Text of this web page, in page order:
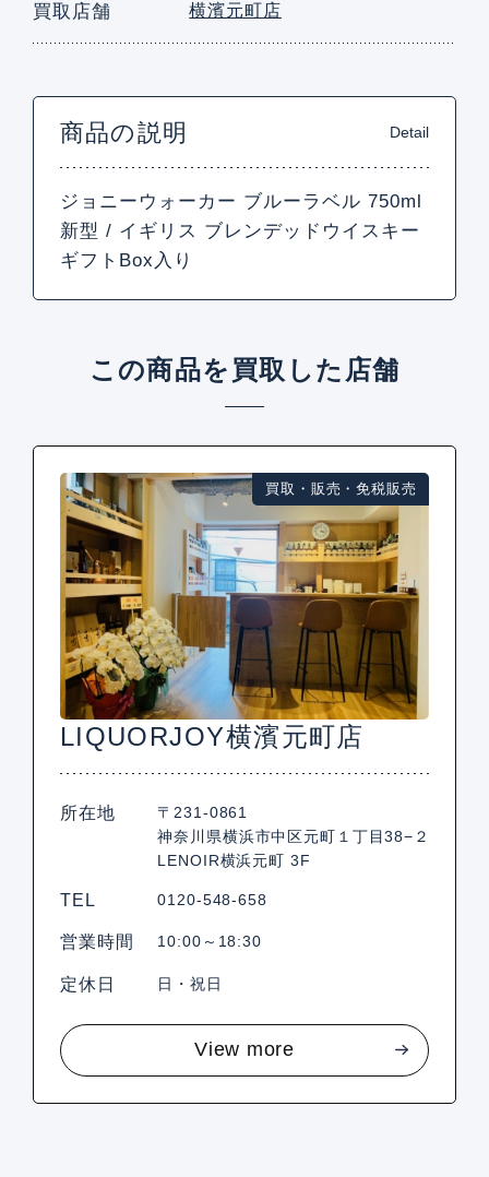
買取店舗 横濱元町店
商品の説明 Detail
ジョニーウォーカー ブルーラベル 750ml
新型 / イギリス ブレンデッドウイスキー
ギフトBox入り
この商品を買取した店舗
買取・販売・免税販売
LIQUORJOY横濱元町店
所在地
〒231-0861
神奈川県横浜市中区元町１丁目38−２
LENOIR横浜元町 3F
TEL 0120-548-658
営業時間 10:00～18:30
定休日 日・祝日
View more